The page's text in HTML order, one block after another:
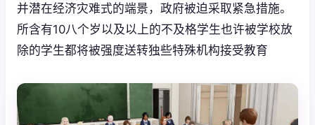
并潜在经济灾难式的端景，政府被迫采取紧急措施。
所含有10八个岁以及以上的不及格学生也许被学校放
除的学生都将被强度送转独些特殊机构接受教育